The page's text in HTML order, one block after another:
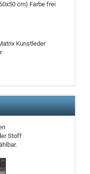
cm) Farbe frei
Kunstleder
Stoff